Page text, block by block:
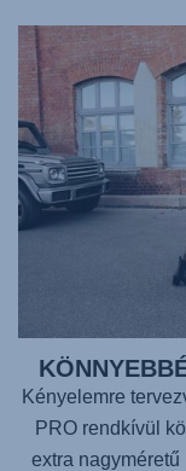
Kényelemre
PRO rendkívül
extra